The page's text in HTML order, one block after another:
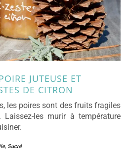
JUTEUSE ET
DE CITRON
les poires sont des fruits fragiles
les murir à température
, Sucré